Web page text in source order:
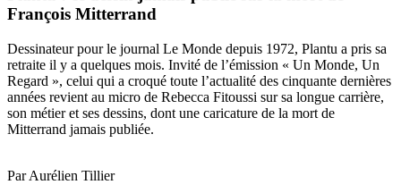
François Mitterrand
Dessinateur pour le journal Le Monde depuis 1972, Plantu a pris sa
retraite il y a quelques mois. Invité de l’émission « Un Monde, Un
Regard », celui qui a croqué toute l’actualité des cinquante dernières
années revient au micro de Rebecca Fitoussi sur sa longue carrière,
son métier et ses dessins, dont une caricature de la mort de
Mitterrand jamais publiée.
Par Aurélien Tillier